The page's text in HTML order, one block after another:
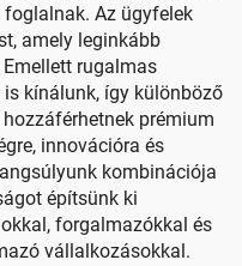
Az ügyfelek
amely leginkább
rugalmas
kínálunk, így különböző
prémium
innovációra és
kombinációja
építsünk ki
forgalmazókkal és
vállalkozásokkal.